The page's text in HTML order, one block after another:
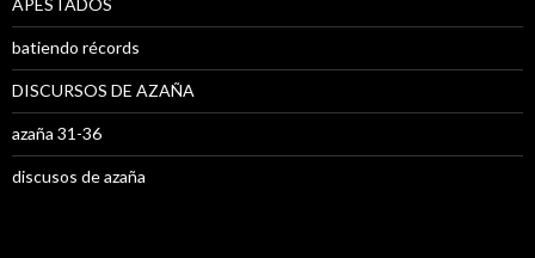
APESTADOS
batiendo récords
DISCURSOS DE AZAÑA
azaña 31-36
discusos de azaña